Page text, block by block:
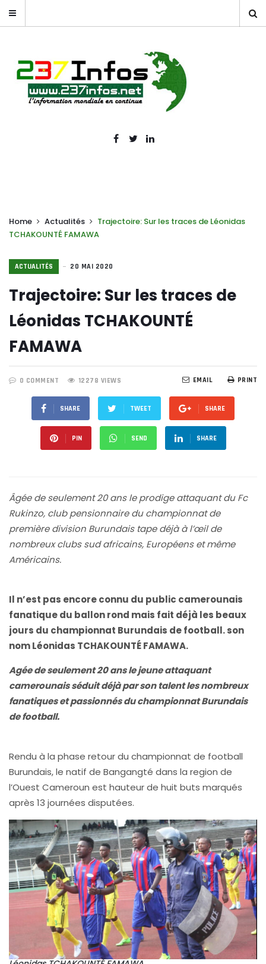
Home Actualités
Trajectoire: Sur les traces de Léonidas
TCHAKOUNTÉ FAMAWA
ACTUALITÉS 20 MAI 2020
Trajectoire: Sur les traces de
Léonidas TCHAKOUNTÉ
FAMAWA
0 COMMENT 12278 VIEWS PRINT
EMAIL
SHARE TWEET SHARE
PIN SEND SHARE
Âgée de seulement 20 ans le prodige attaquant du Fc
Rukinzo, club pensionnaire du championnat de
première division Burundais tape déjà à l’œil de
nombreux clubs sud africains, Européens et même
Américains.
Il n’est pas encore connu du public camerounais
fanatique du ballon rond mais fait déjà les beaux
jours du championnat Burundais de football. son
nom Léonidas TCHAKOUNTÉ FAMAWA.
Agée de seulement 20 ans le jeune attaquant
camerounais séduit déjà par son talent les nombreux
fanatiques et passionnés du championnat Burundais
de football.
Rendu à la phase retour du championnat de football
Burundais, le natif de Bangangté dans la region de
l’Ouest Cameroun est hauteur de huit buts marqués
après 13 journées disputées.